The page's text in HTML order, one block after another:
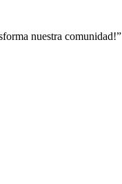
nuestra comunidad!”